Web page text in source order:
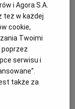
-
i Agora S.A.
też w każdej
cookie,
Twoimi
serwisu i
także za